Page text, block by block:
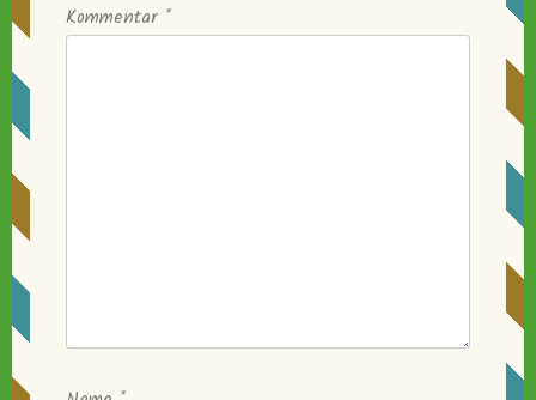
Kommentar *